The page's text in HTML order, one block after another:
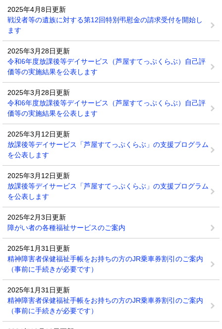
2025年4月8日更新
戦没者等の遺族に対する第12回特別弔慰金の請求受付を開始し
ます
2025年3月28日更新
令和6年度放課後等デイサービス（芦屋すてっぷくらぶ）自己評
価等の実施結果を公表します
2025年3月28日更新
令和6年度放課後等デイサービス（芦屋すてっぷくらぶ）自己評
価等の実施結果を公表します
2025年3月12日更新
放課後等デイサービス「芦屋すてっぷくらぶ」の支援プログラム
を公表します
2025年3月12日更新
放課後等デイサービス「芦屋すてっぷくらぶ」の支援プログラム
を公表します
2025年2月3日更新
障がい者の各種福祉サービスのご案内
2025年1月31日更新
精神障害者保健福祉手帳をお持ちの方のJR乗車券割引のご案内
（事前に手続きが必要です）
2025年1月31日更新
精神障害者保健福祉手帳をお持ちの方のJR乗車券割引のご案内
（事前に手続きが必要です）